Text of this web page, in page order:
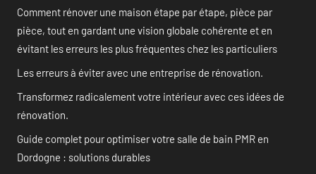
Comment rénover une maison étape par étape, pièce par
pièce, tout en gardant une vision globale cohérente et en
évitant les erreurs les plus fréquentes chez les particuliers
Les erreurs à éviter avec une entreprise de rénovation.
Transformez radicalement votre intérieur avec ces idées de
rénovation.
Guide complet pour optimiser votre salle de bain PMR en
Dordogne : solutions durables